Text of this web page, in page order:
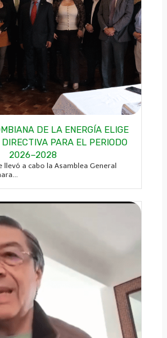
DE LA ENERGÍA ELIGE
PARA EL PERIODO
2026–2028
llevó a cabo la Asamblea General